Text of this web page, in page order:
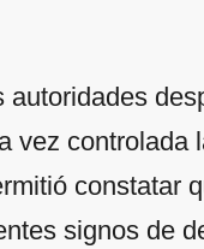
vez
constatar
signos de